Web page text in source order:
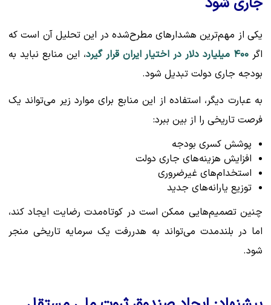
یکی از مهم‌ترین هشدارهای مطرح‌شده در این تحلیل آن است که
اگر ۴۰۰ میلیارد دلار در اختیار ایران قرار گیرد
، این منابع نباید به
بودجه جاری دولت تبدیل شود.
به عبارت دیگر، استفاده از این منابع برای موارد زیر می‌تواند یک
فرصت تاریخی را از بین ببرد:
پوشش کسری بودجه
افزایش هزینه‌های جاری دولت
استخدام‌های غیرضروری
توزیع یارانه‌های جدید
چنین تصمیم‌هایی ممکن است در کوتاه‌مدت رضایت ایجاد کند،
اما در بلندمدت می‌تواند به هدررفت یک سرمایه تاریخی منجر
شود.